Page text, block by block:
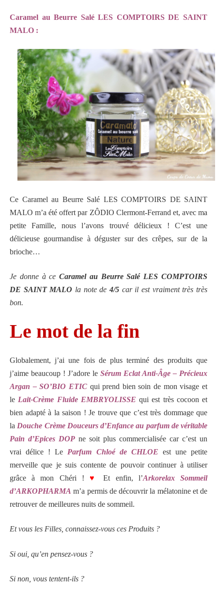
Caramel au Beurre Salé LES COMPTOIRS DE SAINT
MALO :
Ce Caramel au Beurre Salé LES COMPTOIRS DE SAINT
MALO m’a été offert par ZÔDIO Clermont-Ferrand et, avec ma
petite Famille, nous l’avons trouvé délicieux ! C’est une
délicieuse gourmandise à déguster sur des crêpes, sur de la
brioche…
Je donne à ceCaramel au Beurre Salé LES COMPTOIRS
DE SAINT MALO la note de4/5 car il est vraiment très très
bon.
Le mot de la fin
Globalement, j’ai une fois de plus terminé des produits que
j’aime beaucoup ! J’adore le Sérum Eclat Anti-Âge – Précieux
Argan – SO’BIO ETICqui prend bien soin de mon visage et
le Lait-Crème Fluide EMBRYOLISSE qui est très cocoon et
bien adapté à la saison ! Je trouve que c’est très dommage que
la Douche Crème Douceurs d’Enfance au parfum de véritable
Pain d’Epices DOP ne soit plus commercialisée car c’est un
vrai délice ! Le Parfum Chloé de CHLOE est une petite
merveille que je suis contente de pouvoir continuer à utiliser
grâce à mon Chéri ! ♥ Et enfin, l’Arkorelax Sommeil
d’ARKOPHARMA m’a permis de découvrir la mélatonine et de
retrouver de meilleures nuits de sommeil.
Et vous les Filles, connaissez-vous ces Produits ?
Si oui, qu’en pensez-vous ?
Si non, vous tentent-ils ?